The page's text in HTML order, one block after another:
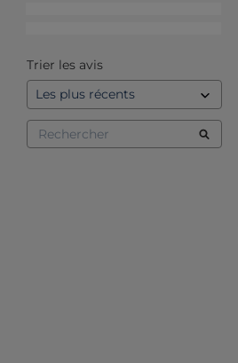
Trier les avis